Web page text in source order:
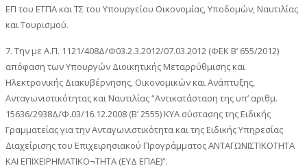
ΕΠ του ΕΤΠΑ και ΤΣ του Υπουργείου Οικονομίας, Υποδομών, Ναυτιλίας
και Τουρισμού.
7. Την με Α.Π. 1121/408Δ/Φ03.2.3.2012/07.03.2012 (ΦΕΚ Β’ 655/2012)
απόφαση των Υπουργών Διοικητικής Μεταρρύθμισης και
Ηλεκτρονικής Διακυβέρνησης, Οικονομικών και Ανάπτυξης,
Ανταγωνιστικότητας και Ναυτιλίας “Αντικατάσταση της υπ’ αριθμ.
15636/2938Δ/Φ.03/16.12.2008 (Β’ 2555) ΚΥΑ σύστασης της Ειδικής
Γραμματείας για την Ανταγωνιστικότητα και της Ειδικής Υπηρεσίας
Διαχείρισης του Επιχειρησιακού Προγράμματος ΑΝΤΑΓΩΝΙΣΤΙΚΟΤΗΤΑ
ΚΑΙ ΕΠΙΧΕΙΡΗΜΑΤΙΚΟ¬ΤΗΤΑ (ΕΥΔ ΕΠΑΕ)”.